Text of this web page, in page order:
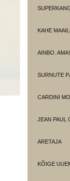
KAHE
AINBO.
SURNUTE
CARDINI
JEAN PAUL
ARETAJA
KÕIGE